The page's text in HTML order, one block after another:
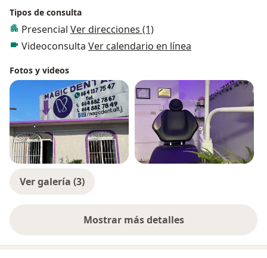
Tipos de consulta
Presencial Ver direcciones (1)
Videoconsulta Ver calendario en línea
Fotos y videos
Ver galería (3)
Mostrar más detalles
sobre la experiencia